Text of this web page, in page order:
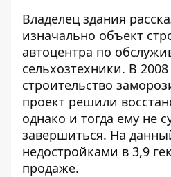
Владелец здания
изначально объект
автоцентра по
сельхозтехники. В 2008
строительство
проект решили
однако и тогда ему не
завершиться. На
недостройками в 3,9
продаже.